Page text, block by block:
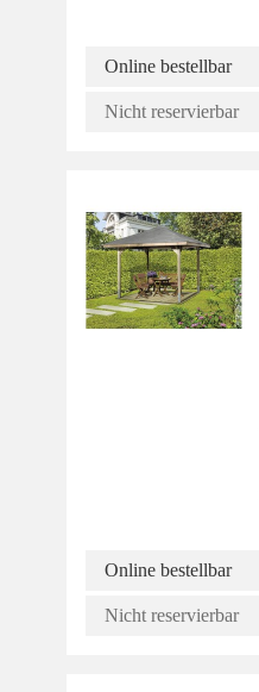
Online bestellbar
Nicht reservierbar
Online bestellbar
Nicht reservierbar